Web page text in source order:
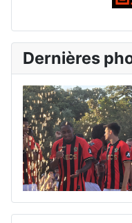
Dernières